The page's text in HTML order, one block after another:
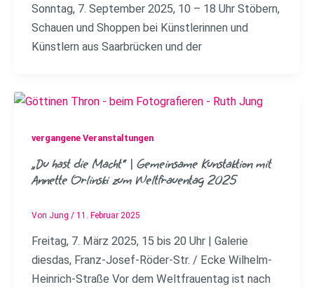
Sonntag, 7. September 2025, 10 – 18 Uhr Stöbern,
Schauen und Shoppen bei Künstlerinnen und
Künstlern aus Saarbrücken und der
vergangene Veranstaltungen
„Du hast die Macht“ | Gemeinsame Kunstaktion mit
Annette Orlinski zum Weltfrauentag 2025
Von Jung / 11. Februar 2025
Freitag, 7. März 2025, 15 bis 20 Uhr | Galerie
diesdas, Franz-Josef-Röder-Str. / Ecke Wilhelm-
Heinrich-Straße Vor dem Weltfrauentag ist nach